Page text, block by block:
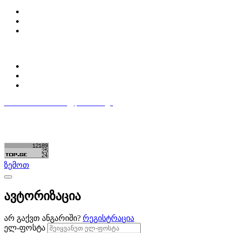
ზემოთ
ავტორიზაცია
არ გაქვთ ანგარიში? რეგისტრაცია
ელ-ფოსტა